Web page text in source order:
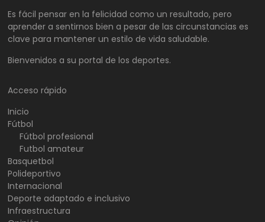
Es fácil pensar en la felicidad como un resultado, pero
aprender a sentirnos bien a pesar de las circunstancias es
clave para mantener un estilo de vida saludable.
Bienvenidos a su portal de los deportes.
Acceso rápido
Inicio
Fútbol
Fútbol profesional
Futbol amateur
Basquetbol
Polideportivo
Internacional
Deporte adaptado e inclusivo
Infraestructura